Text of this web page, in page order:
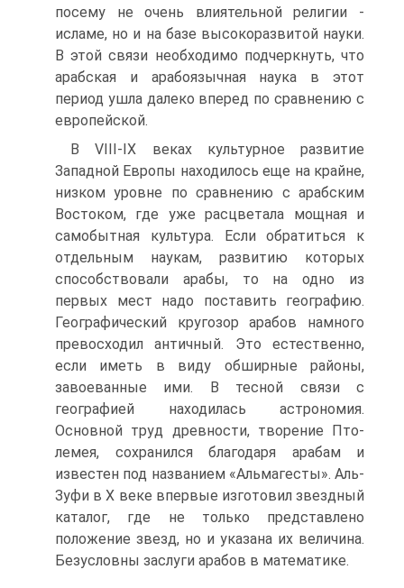
посему не очень влиятельной религии -
исламе, но и на базе высокоразвитой науки.
В этой связи необходимо под­черкнуть, что
арабская и арабоязычная наука в этот
период уш­ла далеко вперед по сравнению с
европейской.
В VIII-IX веках культурное развитие
Западной Европы на­ходилось еще на крайне,
низком уровне по сравнению с араб­ским
Востоком, где уже расцветала мощная и
самобытная куль­тура. Если обратиться к
отдельным наукам, развитию которых
способствовали арабы, то на одно из
первых мест надо поста­вить географию.
Географический кругозор арабов намного
пре­восходил античный. Это естественно,
если иметь в виду обшир­ные районы,
завоеванные ими. В тесной связи с
географией на­ходилась астрономия.
Основной труд древности, творение Пто­
лемея, сохранился благодаря арабам и
известен под названием «Альмагесты». Аль-
Зуфи в X веке впервые изготовил звездный
каталог, где не только представлено
положение звезд, но и ука­зана их величина.
Безусловны заслуги арабов в математике.